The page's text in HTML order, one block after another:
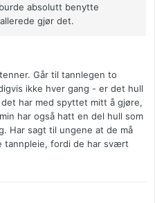
absolutt benytte
gjør det.
Går til tannlegen to
ikke hver gang - er det hull
har med spyttet mitt å gjøre,
har også hatt en del hull som
Har sagt til ungene at de må
tannpleie, fordi de har svært